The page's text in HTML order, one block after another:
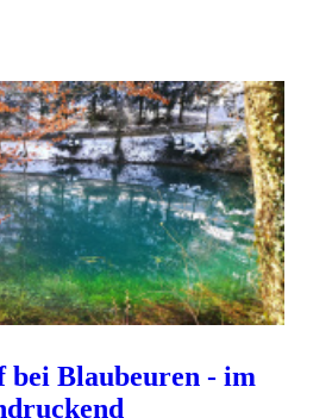
bei Blaubeuren - im